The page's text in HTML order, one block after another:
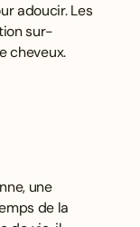
adoucir. Les
sur-
cheveux.
une
de la